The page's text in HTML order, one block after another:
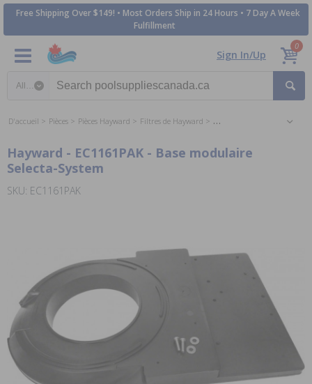
Free Shipping Over $149! • Most Orders Ship in 24 Hours • 7 Day A Week
Fulfillment
Sign In/Up
0
D'accueil Pièces Pièces Hayward Filtres de Hayward Hayward Perflex DE Filter
Hayward - EC1161PAK - Base modulaire
Selecta-System
SKU: EC1161PAK